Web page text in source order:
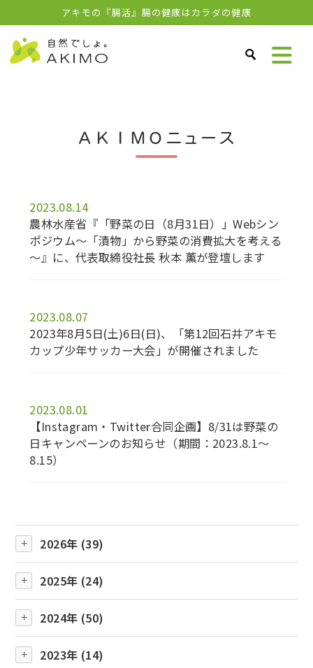
アキモの『腸活』腸の健康はカラダの健康
ＡＫＩＭＯニュース
2023.08.14
農林水産省『「野菜の日（8月31日）」Webシン
ポジウム～「漬物」から野菜の消費拡大を考える
～』に、代表取締役社長 秋本 薫が登壇します
2023.08.07
2023年8月5日(土)6日(日)、「第12回石井アキモ
カップ少年サッカー大会」が開催されました
2023.08.01
【Instagram・Twitter合同企画】8/31は野菜の
日キャンペーンのお知らせ（期間：2023.8.1～
8.15）
2026年 (39)
2025年 (24)
2024年 (50)
2023年 (14)